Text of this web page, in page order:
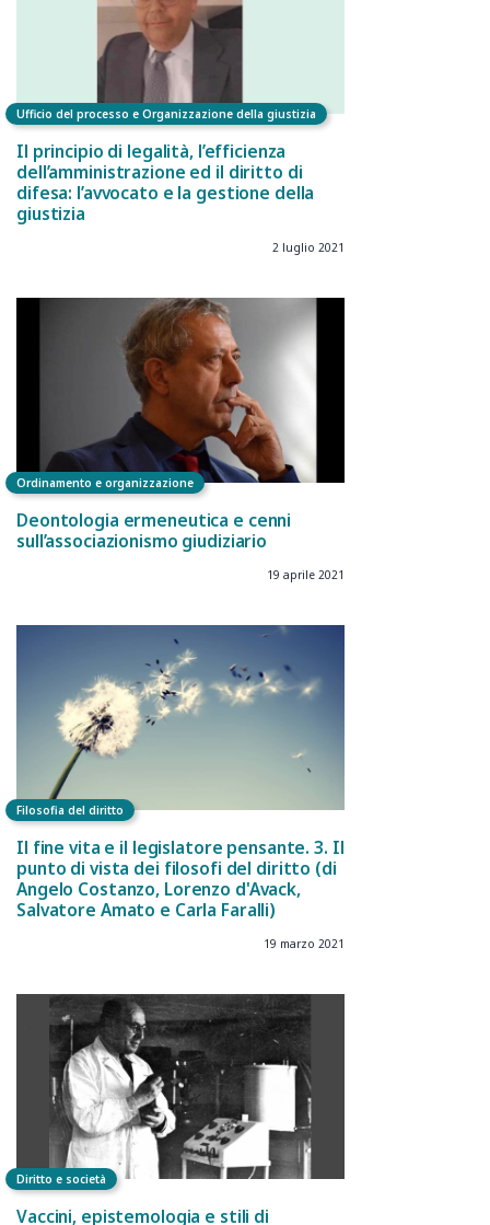
Ufficio del processo e Organizzazione della giustizia
Il principio di legalità, l’efficienza
dell’amministrazione ed il diritto di
difesa: l’avvocato e la gestione della
giustizia
2 luglio 2021
Ordinamento e organizzazione
Deontologia ermeneutica e cenni
sull’associazionismo giudiziario
19 aprile 2021
Filosofia del diritto
Il fine vita e il legislatore pensante. 3. Il
punto di vista dei filosofi del diritto (di
Angelo Costanzo, Lorenzo d'Avack,
Salvatore Amato e Carla Faralli)
19 marzo 2021
Diritto e società
Vaccini, epistemologia e stili di